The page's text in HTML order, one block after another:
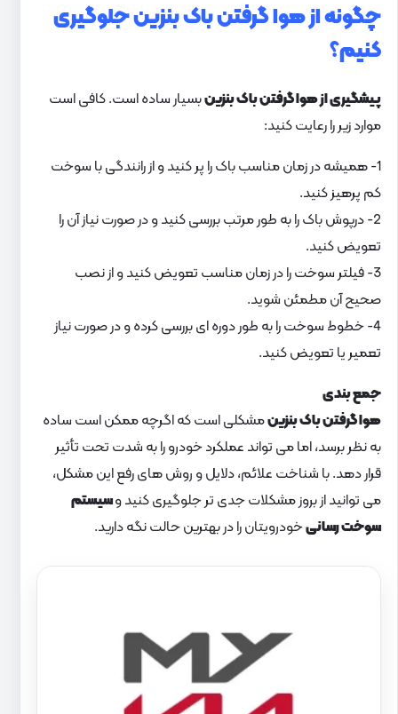
چگونه از هوا گرفتن باک بنزین جلوگیری
کنیم؟
پیشگیری از هوا گرفتن باک بنزینبسیار ساده است. کافی است
موارد زیر را رعایت کنید:
1- همیشه در زمان مناسب باک را پر کنید و از رانندگی با سوخت
کم پرهیز کنید.
2- درپوش باک را به طور مرتب بررسی کنید و در صورت نیاز آن را
تعویض کنید.
3- فیلتر سوخت را در زمان مناسب تعویض کنید و از نصب
صحیح آن مطمئن شوید.
4- خطوط سوخت را به طور دوره ای بررسی کرده و در صورت نیاز
تعمیر یا تعویض کنید.
جمع بندی
هوا گرفتن باک بنزینمشکلی است که اگرچه ممکن است ساده
به نظر برسد، اما می تواند عملکرد خودرو را به شدت تحت تأثیر
قرار دهد. با شناخت علائم، دلایل و روش های رفع این مشکل،
می توانید از بروز مشکلات جدی تر جلوگیری کنید وسیستم
سوخت رسانیخودرویتان را در بهترین حالت نگه دارید.